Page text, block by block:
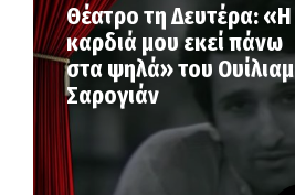
Θέατρο τη Δευτέρα: «Η
καρδιά μου εκεί πάνω
στα ψηλά» του Ουίλιαμ
Σαρογιάν